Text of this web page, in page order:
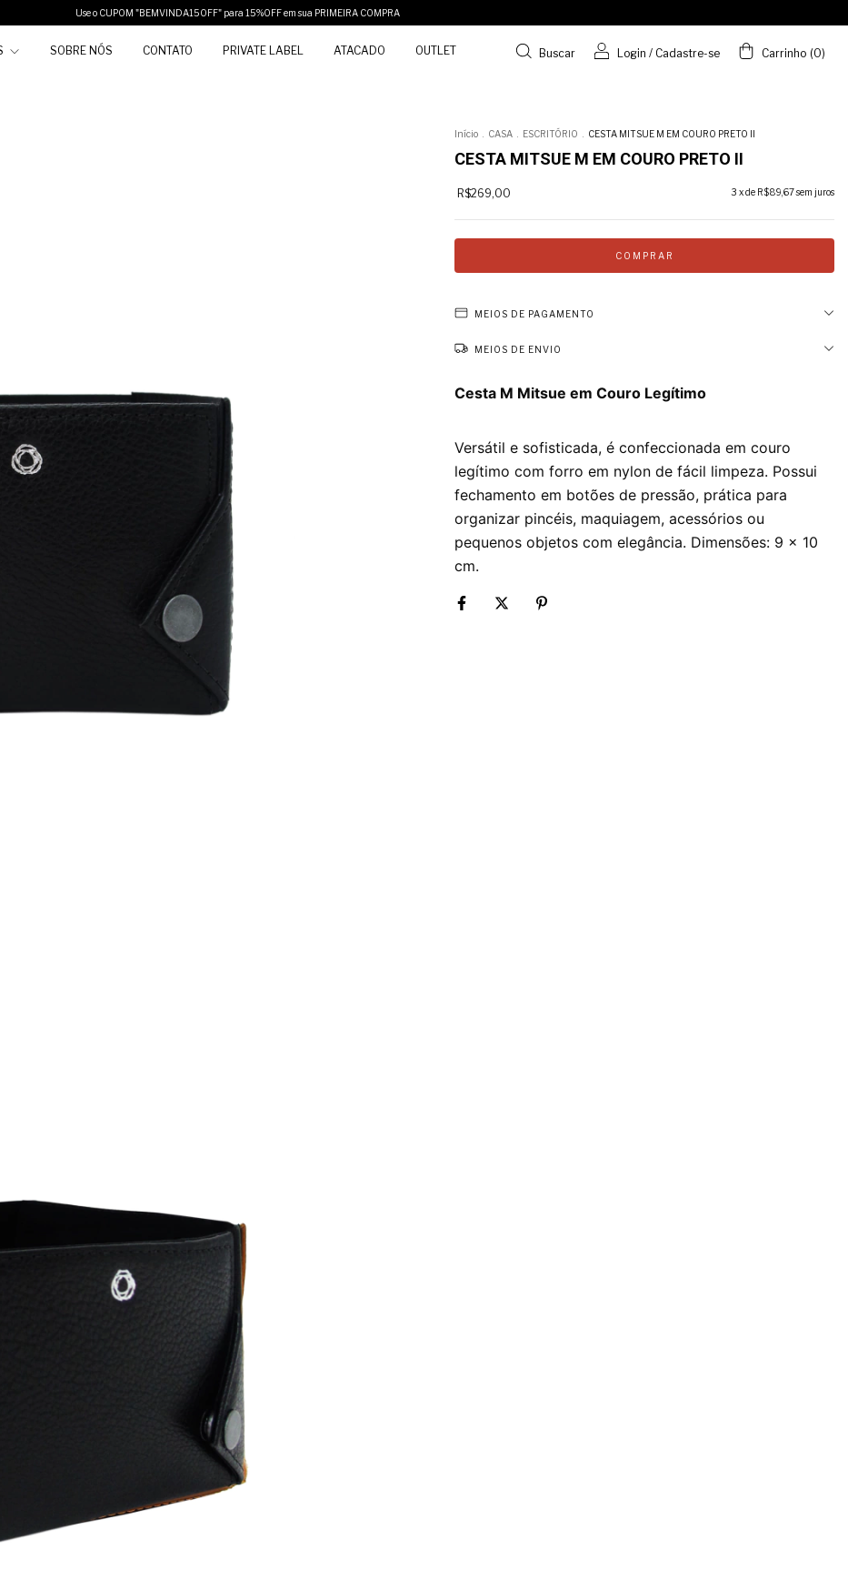
Use o CUPOM "BEMVINDA15OFF" para 15%OFF em sua PRIMEIRA COMPRA
SOBRE NÓS CONTATO PRIVATE LABEL ATACADO OUTLET Buscar Login / Cadastre-se Carrinho (0)
Início CASA ESCRITÓRIO CESTA MITSUE M EM COURO PRETO II
CESTA MITSUE M EM COURO PRETO II
R$269,00 3 x de R$89,67sem juros
MEIOS DE PAGAMENTO
MEIOS DE ENVIO
Cesta M Mitsue em Couro Legítimo
Versátil e sofisticada, é confeccionada em couro
legítimo com forro em nylon de fácil limpeza. Possui
fechamento em botões de pressão, prática para
organizar pincéis, maquiagem, acessórios ou
pequenos objetos com elegância. Dimensões: 9 x 10
cm.